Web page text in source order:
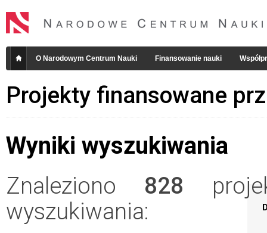
O Narodowym Centrum Nauki Finansowanie nauki
Projekty finansowane
Wyniki wyszukiwania
Znaleziono 828
wyszukiwania: